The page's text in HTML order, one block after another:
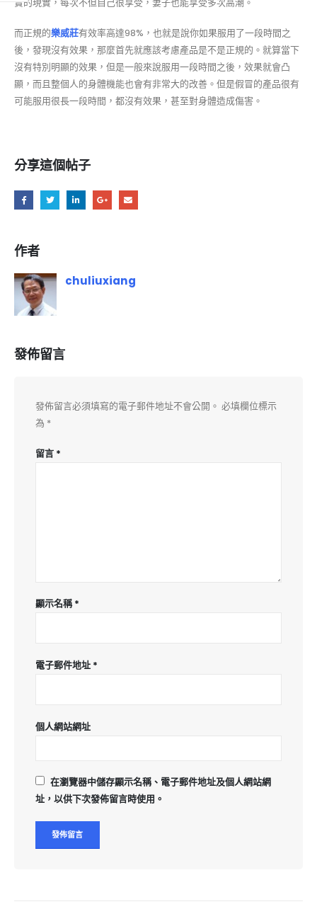
而正規的樂威莊有效率高達98%，也就是說你如果服用了一段時間之
後，發現沒有效果，那麼首先就應該考慮產品是不是正規的。就算當下
沒有特別明顯的效果，但是一般來說服用一段時間之後，效果就會凸
顯，而且整個人的身體機能也會有非常大的改善。但是假冒的產品很有
可能服用很長一段時間，都沒有效果，甚至對身體造成傷害。
分享這個帖子
作者
chuliuxiang
發佈留言
發佈留言必須填寫的電子郵件地址不會公開。 必填欄位標示
為 *
留言 *
顯示名稱*
電子郵件地址 *
個人網站網址
在瀏覽器中儲存顯示名稱、電子郵件地址及個人網站網
址，以供下次發佈留言時使用。